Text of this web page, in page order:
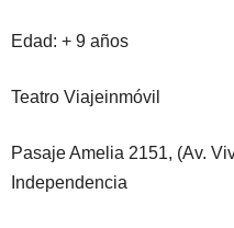
Edad: + 9 años
Teatro Viajeinmóvil
Pasaje Amelia 2151, (Av.
Independencia